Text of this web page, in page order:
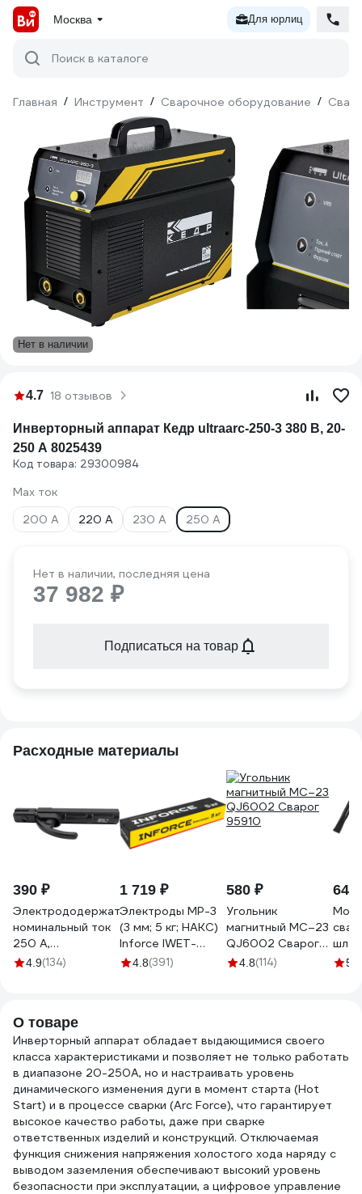
Москва Для юрлиц
Поиск в каталоге
Главная / Инструмент / Сварочное оборудование /
Нет в наличии
4.7 18 отзывов
Инверторный аппарат Кедр ultraarc-250-3 380 В, 20-
250 А 8025439
Код товара: 29300984
Max ток
200 А
220 А 230 А 250 А
Нет в наличии, последняя цена
37 982 ₽
Подписаться на товар
Расходные материалы
390 ₽
Электрододержатель
номинальный ток
250 А,
максимальный ток
4.9(134)
1 719 ₽
Электроды МР-3
(3 мм; 5 кг; НАКС)
Inforce IWET-
3050M
4.8(391)
580 ₽
Угольник
магнитный МС–23
QJ6002 Сварог
95910
4.8(114)
642
CH-
5
О товаре
Инверторный аппарат обладает выдающимися своего
класса характеристиками и позволяет не только работать
в диапазоне 20-250А, но и настраивать уровень
динамического изменения дуги в момент старта (Hot
Start) и в процессе сварки (Arc Force), что гарантирует
высокое качество работы, даже при сварке
ответственных изделий и конструкций. Отключаемая
функция снижения напряжения холостого хода наряду с
выводом заземления обеспечивают высокий уровень
безопасности при эксплуатации, а цифровое управление